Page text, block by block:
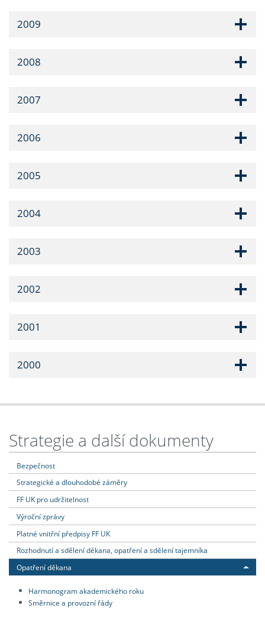
2009
2008
2007
2006
2005
2004
2003
2002
2001
2000
Strategie a další dokumenty
Bezpečnost
Strategické a dlouhodobé záměry
FF UK pro udržitelnost
Výroční zprávy
Platné vnitřní předpisy FF UK
Rozhodnutí a sdělení děkana, opatření a sdělení tajemníka
Opatření děkana
Harmonogram akademického roku
Směrnice a provozní řády